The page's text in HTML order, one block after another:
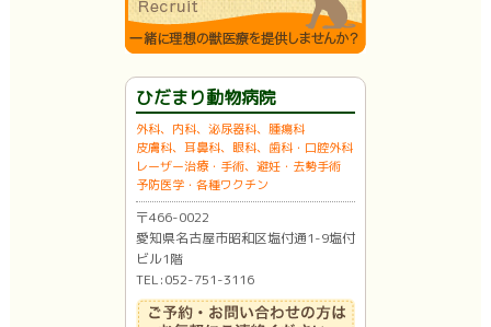
ひだまり動物病院
外科、内科、泌尿器科、腫瘍科
皮膚科、耳鼻科、眼科、歯科・口腔外科
レーザー治療・手術、避妊・去勢手術
予防医学・各種ワクチン
〒466-0022
愛知県名古屋市昭和区塩付通1-9塩付
ビル1階
TEL:052-751-3116